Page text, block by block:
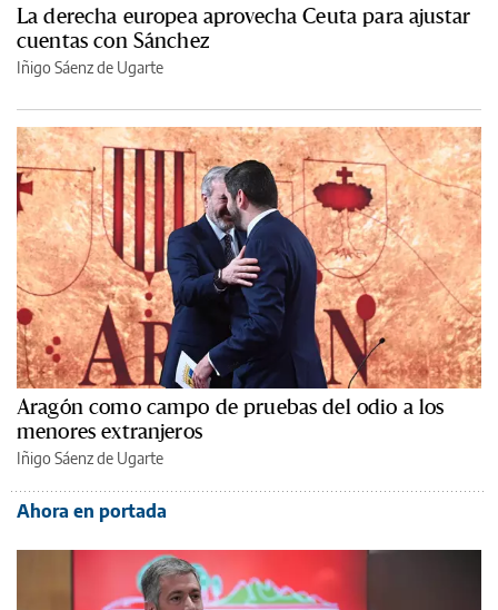
La derecha europea aprovecha Ceuta para ajustar
cuentas con Sánchez
Iñigo Sáenz de Ugarte
Aragón como campo de pruebas del odio a los
menores extranjeros
Iñigo Sáenz de Ugarte
Ahora en portada